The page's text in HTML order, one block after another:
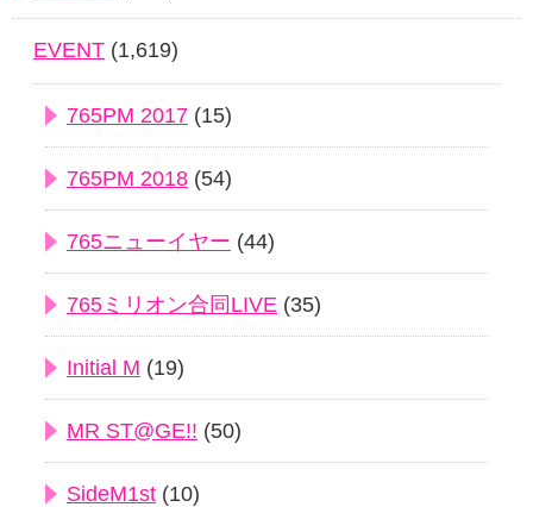
EVENT (1,619)
765PM 2017 (15)
765PM 2018 (54)
765ニューイヤー (44)
765ミリオン合同LIVE (35)
Initial M (19)
MR ST@GE!! (50)
SideM1st (10)